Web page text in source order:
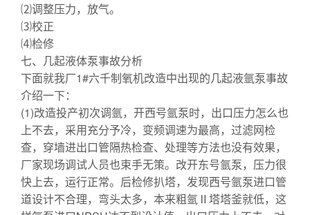
⑵调整压力，放气。
⑶校正
⑷检修
七、几起液体泵事故分析
下面就我厂1#六千制氧机改造中出现的几起液氩泵事故
介绍一下：
(1)改造投产初次调氩，开西号氩泵时，出口压力怎么也
上不去，采用充分予冷，变频调速为最高，过滤网检
查，穿墙进出口管隔热检查、处理等方法也没有效果，
厂家现场调试人员也束手无策。改开东号氩泵，压力很
快上去，运行正常。后检修扒塔，发现西号氩泵进口管
道设计不合理，弯头太多，本来粗氩Ⅱ塔塔釜就低，这